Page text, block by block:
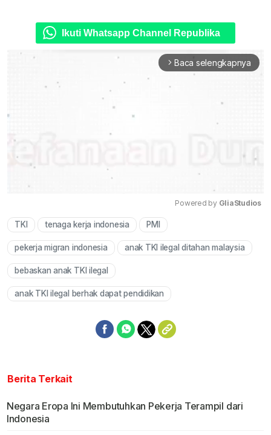
Ikuti Whatsapp Channel Republika
arrow_forward_ios Baca selengkapnya
Powered by GliaStudios
TKI tenaga kerja indonesia PMI
pekerja migran indonesia anak TKI ilegal ditahan malaysia
bebaskan anak TKI ilegal
anak TKI ilegal berhak dapat pendidikan
Berita Terkait
Negara Eropa Ini Membutuhkan Pekerja Terampil dari
Indonesia